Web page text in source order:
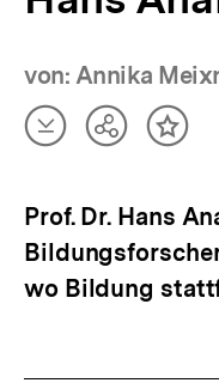
von: Annika
Artikel
herunterladen
TeilenInhalt
Prof. Dr. Hans
wo Bildung